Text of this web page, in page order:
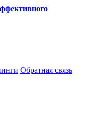
Обратная связь